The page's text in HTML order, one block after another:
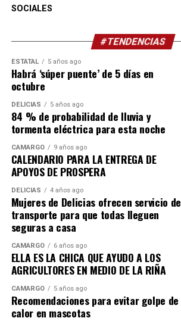
SOCIALES
#TENDENCIAS
ESTATAL 5 años ago
Habrá ‘súper puente’ de 5 días en
octubre
DELICIAS 5 años ago
84 % de probabilidad de lluvia y
tormenta eléctrica para esta noche
CAMARGO 9 años ago
CALENDARIO PARA LA ENTREGA DE
APOYOS DE PROSPERA
DELICIAS 4 años ago
Mujeres de Delicias ofrecen servicio de
transporte para que todas lleguen
seguras a casa
CAMARGO 6 años ago
ELLA ES LA CHICA QUE AYUDO A LOS
AGRICULTORES EN MEDIO DE LA RIÑA
CAMARGO 5 años ago
Recomendaciones para evitar golpe de
calor en mascotas